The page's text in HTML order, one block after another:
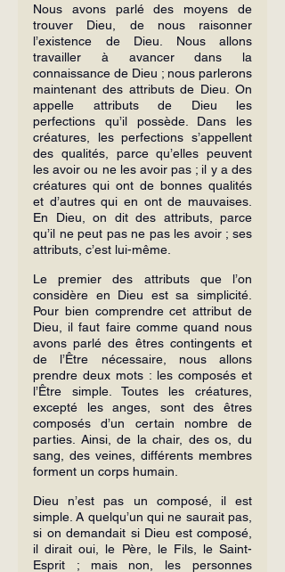
Nous avons parlé des moyens de
trouver Dieu, de nous raisonner
l’existence de Dieu. Nous allons
travailler à avancer dans la
connaissance de Dieu ; nous parlerons
maintenant des attributs de Dieu. On
appelle attributs de Dieu les
perfections qu’il possède. Dans les
créatures, les perfections s’appellent
des qualités, parce qu’elles peuvent
les avoir ou ne les avoir pas ; il y a des
créatures qui ont de bonnes qualités
et d’autres qui en ont de mauvaises.
En Dieu, on dit des attributs, parce
qu’il ne peut pas ne pas les avoir ; ses
attributs, c’est lui-même.
Le premier des attributs que l’on
considère en Dieu est sa simplicité.
Pour bien comprendre cet attribut de
Dieu, il faut faire comme quand nous
avons parlé des êtres contingents et
de l’Être nécessaire, nous allons
prendre deux mots : les composés et
l’Être simple. Toutes les créatures,
excepté les anges, sont des êtres
composés d’un certain nombre de
parties. Ainsi, de la chair, des os, du
sang, des veines, différents membres
forment un corps humain.
Dieu n’est pas un composé, il est
simple. A quelqu’un qui ne saurait pas,
si on demandait si Dieu est composé,
il dirait oui, le Père, le Fils, le Saint-
Esprit ; mais non, les personnes